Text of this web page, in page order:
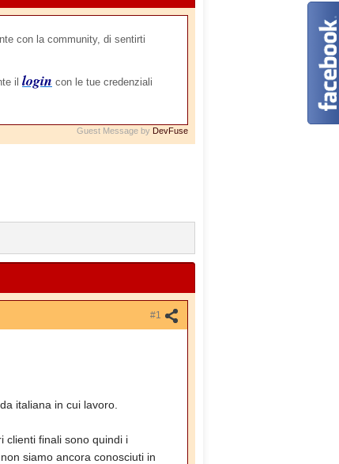
con la community, di sentirti
il login con le tue credenziali
Guest Message by DevFuse
#1
italiana in cui lavoro.
clienti finali sono quindi i
siamo ancora conosciuti in